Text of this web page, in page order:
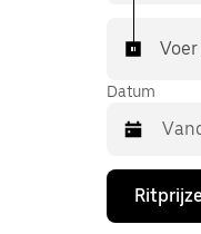
Datum
Druk
de